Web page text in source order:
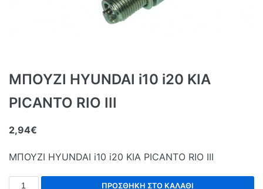
ΜΠΟΥΖΙ HYUNDAI i10 i20 KIA
PICANTO RIO III
2,94€
ΜΠΟΥΖΙ HYUNDAI i10 i20 KIA PICANTO RIO III
ΠΡΟΣΘΉΚΗ ΣΤΟ ΚΑΛΆΘΙ